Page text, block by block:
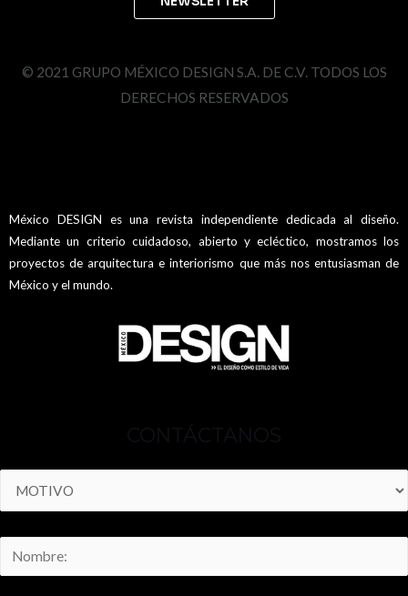
© 2021 GRUPO MÉXICO DESIGN S.A. DE C.V. TODOS LOS
DERECHOS RESERVADOS
México DESIGN es una revista independiente dedicada al diseño.
Mediante un criterio cuidadoso, abierto y ecléctico, mostramos los
proyectos de arquitectura e interiorismo que más nos entusiasman de
México y el mundo.
CONTÁCTANOS